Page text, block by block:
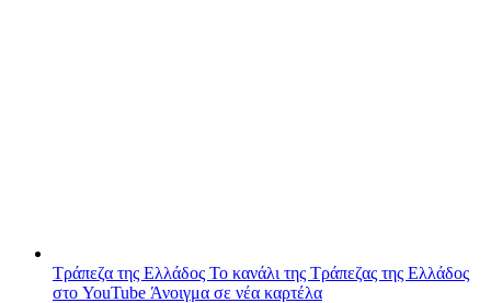
Τράπεζα της Ελλάδος Το κανάλι της Τράπεζας της Ελλάδος
στο YouTube Άνοιγμα σε νέα καρτέλα